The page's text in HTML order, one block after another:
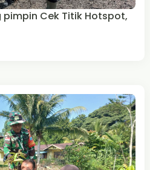
pimpin Cek Titik Hotspot,